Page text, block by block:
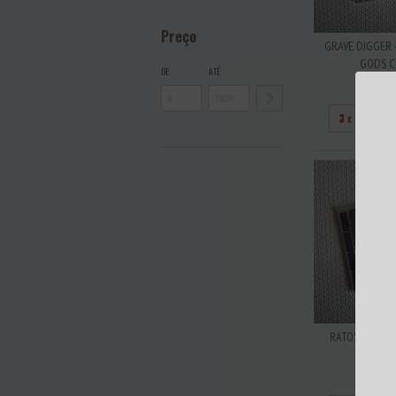
Preço
DE ATÉ
GRAVE
GODS
3 x de
RATOS DE